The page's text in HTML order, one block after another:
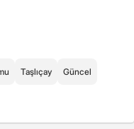
Taşlıçay Güncel